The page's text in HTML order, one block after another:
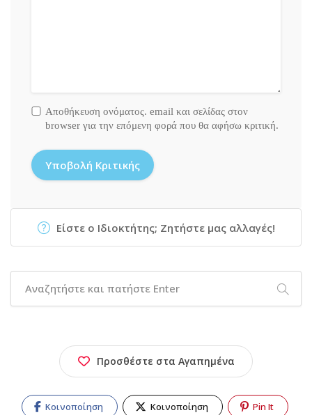
Αποθήκευση ονόματος. email και σελίδας στον
browser για την επόμενη φορά που θα αφήσω κριτική.
Είστε ο Ιδιοκτήτης; Ζητήστε μας αλλαγές!
Προσθέστε στα Αγαπημένα
Κοινοποίηση Κοινοποίηση Pin It